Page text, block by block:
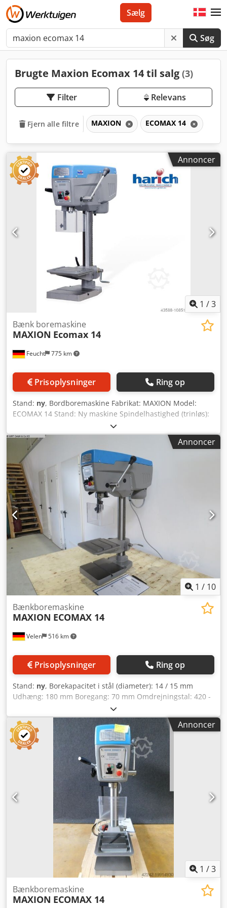
Søg
Sælg
Brugte Maxion Ecomax 14 til salg (3)
Filter Relevans
Fjern alle filtre MAXION ECOMAX 14
Annoncer
1 /3
Feucht 775 km
Bænk boremaskine
MAXION Ecomax 14
Prisoplysninger Ring op
Stand: ny, Bordboremaskine Fabrikat: MAXION Model:
ECOMAX 14 Stand: Ny maskine Spindelhastighed (trinløs):
420 - 2.100 o/min Cjdpfx Asbbd Dcoi Serf Normalt
borekapacitet: 15 mm Standardudstyr: -
Motortotalbeskyttelse - Trinløs hastighedsregulering -
Digital hastighedsvisning - Bordjustering via tandstang -
Borebeskyttelse for pinoldiameter 60 mm - Nødstop-knap -
Brugsanvisning
Annoncer
1 / 10
Velen 516 km
Bænkboremaskine
MAXION ECOMAX 14
Prisoplysninger Ring op
Stand: ny, Borekapacitet i stål (diameter): 14 / 15 mm
Udhæng: 180 mm Boregang: 70 mm Omdrejningstal: 420 -
2100 o/min Bord: 250 x 220 mm Afstand borehoved –
spændeflade maks.: 380 mm Samlet effektbehov: 0,5/1,0 /
400 kW / Volt Søjlediameter: 65 mm Værktøjsoptagelse: MK
2 Maskinvægt ca.: 0,08 t Mål (L x B x H): 0,4 x 0,5 x 0,9 m
Kampagnepris efterår/vinter 2023!! Præcis og
vibrationssvag standardboremaskine i moderne design.
Mange muligheder inkluderet. - Nødstop-slagknap - Fuld
motordækning Cedpjfg U Tgjfx Ai Sorf - Afstand spindel /
grundplade: 529 mm - T-notspor bredde: 10 mm
Annoncer
1 /3
Bænkboremaskine
MAXION ECOMAX 14